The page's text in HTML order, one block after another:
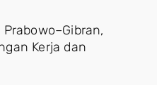
Kerja dan